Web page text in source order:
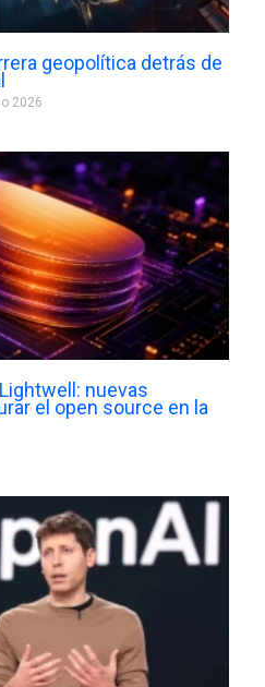
geopolítica detrás de
2026
nuevas
el open source en la